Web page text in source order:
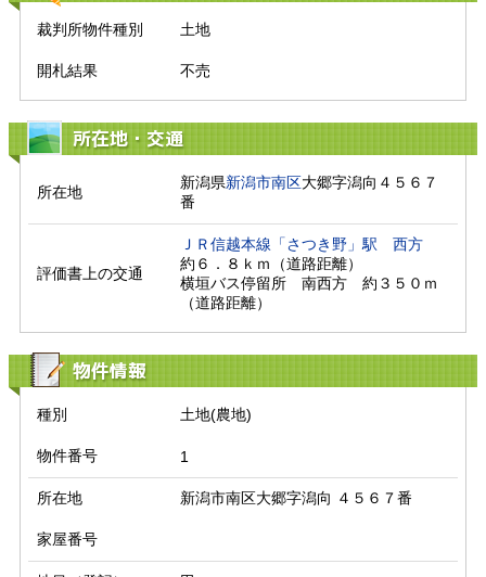
裁判所物件種別 土地
開札結果 不売
所在地・交通
所在地
新潟県新潟市南区大郷字潟向４５６７
番
評価書上の交通
ＪＲ信越本線「さつき野」駅
西方
約６．８ｋｍ（道路距離）
横垣バス停留所　南西方　約３５０ｍ
（道路距離）
物件情報
種別 土地(農地)
物件番号 1
所在地 新潟市南区大郷字潟向 ４５６７番
家屋番号